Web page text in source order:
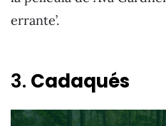
errante’.
3. Cadaqués